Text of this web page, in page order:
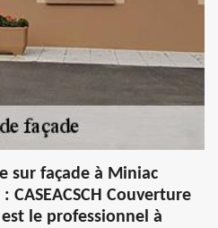
sur façade à Miniac
CASEACSCH Couverture
le professionnel à